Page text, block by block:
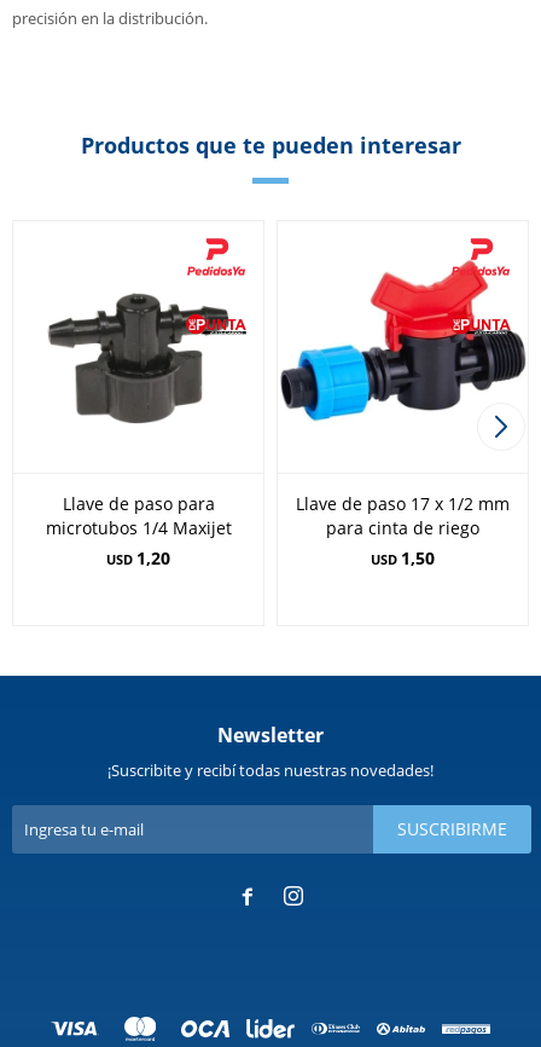
precisión en la distribución.
Productos que te pueden interesar
Llave de paso para
microtubos 1/4 Maxijet
USD 1,20
Llave de paso 17 x 1/2 mm
para cinta de riego
USD 1,50
Newsletter
¡Suscribite y recibí todas nuestras novedades!
SUSCRIBIRME
 